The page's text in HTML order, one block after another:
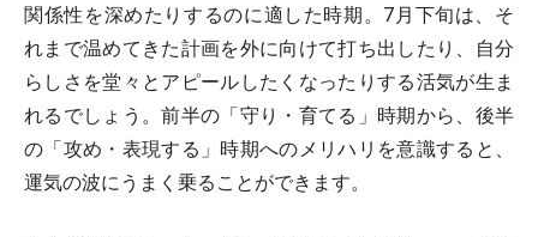
関係性を深めたりするのに適した時期。7月下旬は、そ
れまで温めてきた計画を外に向けて打ち出したり、自分
らしさを堂々とアピールしたくなったりする活気が生ま
れるでしょう。前半の「守り・育てる」時期から、後半
の「攻め・表現する」時期へのメリハリを意識すると、
運気の波にうまく乗ることができます。